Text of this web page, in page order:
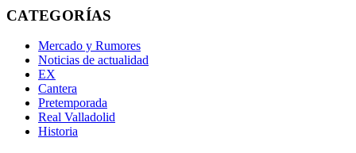
CATEGORÍAS
Mercado y Rumores
Noticias de actualidad
EX
Cantera
Pretemporada
Real Valladolid
Historia